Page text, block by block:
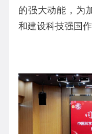
的强大动能，为
和建设科技强国